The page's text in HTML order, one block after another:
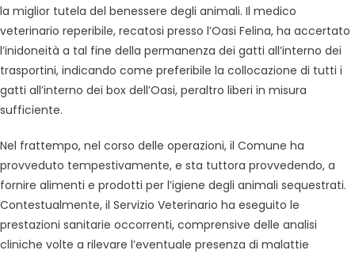
la miglior tutela del benessere degli animali. Il medico
veterinario reperibile, recatosi presso l’Oasi Felina, ha accertato
l’inidoneità a tal fine della permanenza dei gatti all’interno dei
trasportini, indicando come preferibile la collocazione di tutti i
gatti all’interno dei box dell’Oasi, peraltro liberi in misura
sufficiente.
Nel frattempo, nel corso delle operazioni, il Comune ha
provveduto tempestivamente, e sta tuttora provvedendo, a
fornire alimenti e prodotti per l’igiene degli animali sequestrati.
Contestualmente, il Servizio Veterinario ha eseguito le
prestazioni sanitarie occorrenti, comprensive delle analisi
cliniche volte a rilevare l’eventuale presenza di malattie